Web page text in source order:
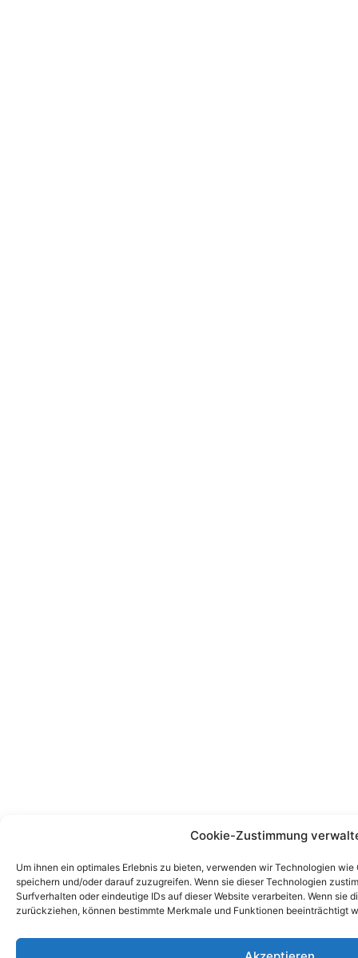
Cookie-Zustimmung
Um ihnen ein optimales Erlebnis zu bieten, verwenden wir Technologien
speichern und/oder darauf zuzugreifen. Wenn sie dieser Technologien
Surfverhalten oder eindeutige IDs auf dieser Website verarbeiten. Wenn sie
zurückziehen, können bestimmte Merkmale und Funktionen beeinträchtigt